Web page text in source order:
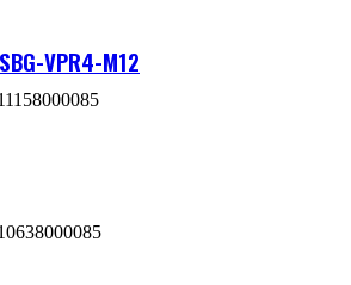
VPR4-M12